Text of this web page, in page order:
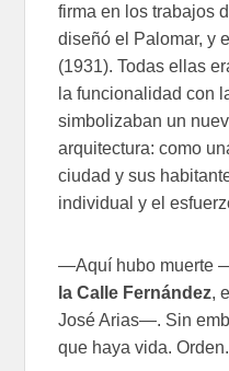
firma en los trabajos
diseñó el Palomar, y
(1931). Todas ellas
la funcionalidad con
simbolizaban un
arquitectura: como
ciudad y sus
individual y el
—Aquí hubo muerte
la Calle Fernández,
José Arias—. Sin
que haya vida.